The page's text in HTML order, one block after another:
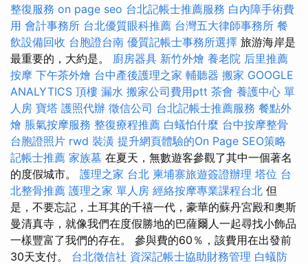
整復服務 on page seo 台北記帳士推薦服務 白內障手術費
用 會計事務所 台北優質眼科推薦 台灣五大律師事務所 餐
飲設備回收 台胞證台南 優質記帳士事務所選擇 旅游海岸是
最重要的，大約是。 廚房器具 新竹外燴 養老院 后里推薦
按摩 下午茶外燴 台中產後護理之家 輔聽器 搬家 GOOGLE
ANALYTICS 頂樓 漏水 搬家公司費用ptt 茶會 養護中心 單
人房 寶塔 護照代辦 徵信公司 台北記帳士推薦服務 餐點外
燴 脹氣按摩服務 整復療程推薦 白蟻怕什麼 台中按摩整骨
台胞證照片 rwd 裝潢 提升網頁體驗的On Page SEO策略
記帳士推薦 家族墓 在夏天，無數遊客參觀了其中一個著名
的度假城市。 護理之家 台北 柬埔寨旅遊簽證辦理 塔位 台
北整骨推薦 護理之家 單人房 經絡按摩專業課程台北 但
是，不要忘記，土耳其的千禧一代，豪華的蘇丹宮殿和奧斯
曼清真寺，就像我們在度假勝地的巴薩爾人一起尋找小飾品
一樣豐富了我們的存在。 參與費的60％，該費用在出發前
30天支付。 台北徵信社 資深記帳士協助財務管理 白蟻防